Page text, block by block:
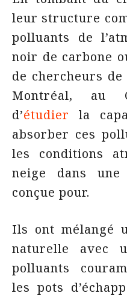
leur structure
polluants de
noir de carbone
de chercheurs
Montréal, au
d’étudier la
absorber ces
les conditions
neige dans une
conçue pour.
Ils ont mélangé
naturelle avec
polluants
les pots